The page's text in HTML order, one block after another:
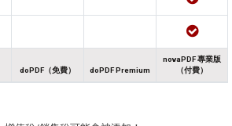
doPDF（免費） doPDF Premium
novaPDF 專業版
（付費）